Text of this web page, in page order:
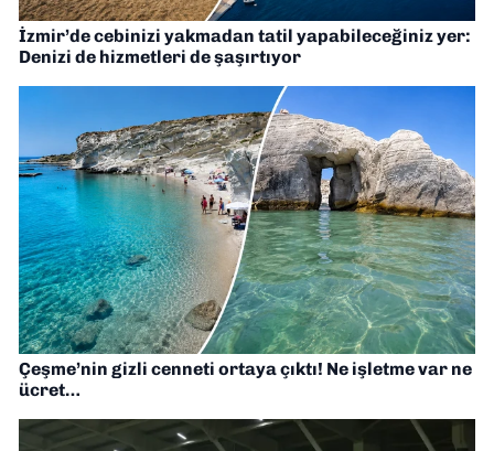
İzmir’de cebinizi yakmadan tatil yapabileceğiniz yer:
Denizi de hizmetleri de şaşırtıyor
Çeşme’nin gizli cenneti ortaya çıktı! Ne işletme var ne
ücret…